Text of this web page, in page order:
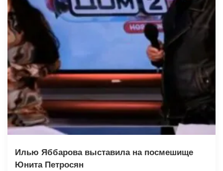
Илью Яббарова выставила на посмешище
Юнита Петросян